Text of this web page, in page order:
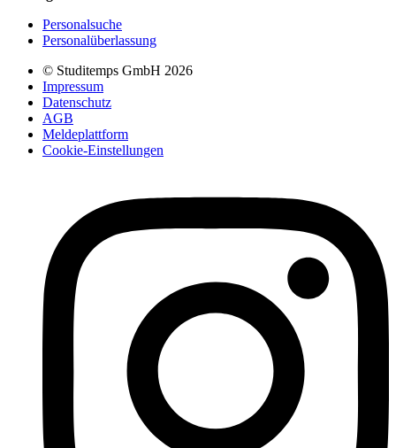
Personalsuche
Personalüberlassung
© Studitemps GmbH 2026
Impressum
Datenschutz
AGB
Meldeplattform
Cookie-Einstellungen